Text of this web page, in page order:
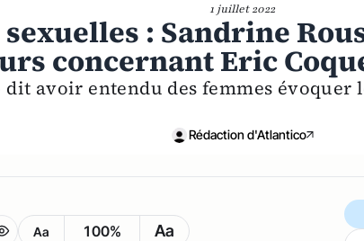
1 juillet 2022
: Sandrine
concernant Eric
avoir entendu des femmes évoquer
Rédaction d'Atlantico
Aa 100% Aa